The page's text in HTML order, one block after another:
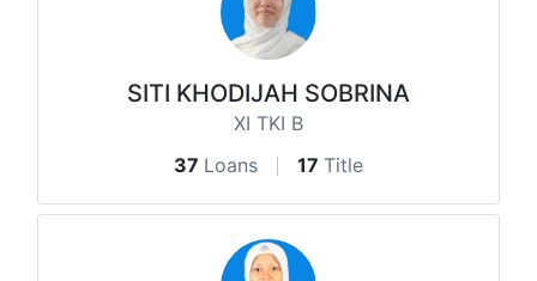
SITI KHODIJAH SOBRINA
XI TKI B
37 Loans 17 Title